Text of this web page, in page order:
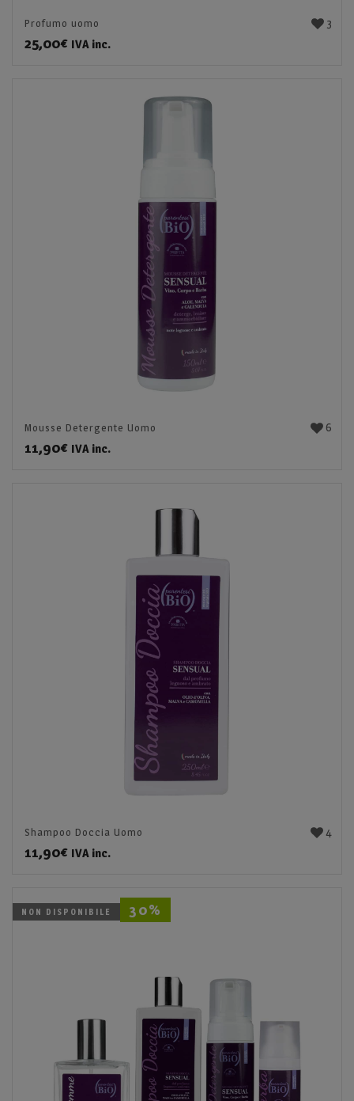
3
Profumo uomo
25,00€ IVA inc.
6
Mousse Detergente Uomo
11,90€ IVA inc.
4
Shampoo Doccia Uomo
11,90€ IVA inc.
NON DISPONIBILE 30%